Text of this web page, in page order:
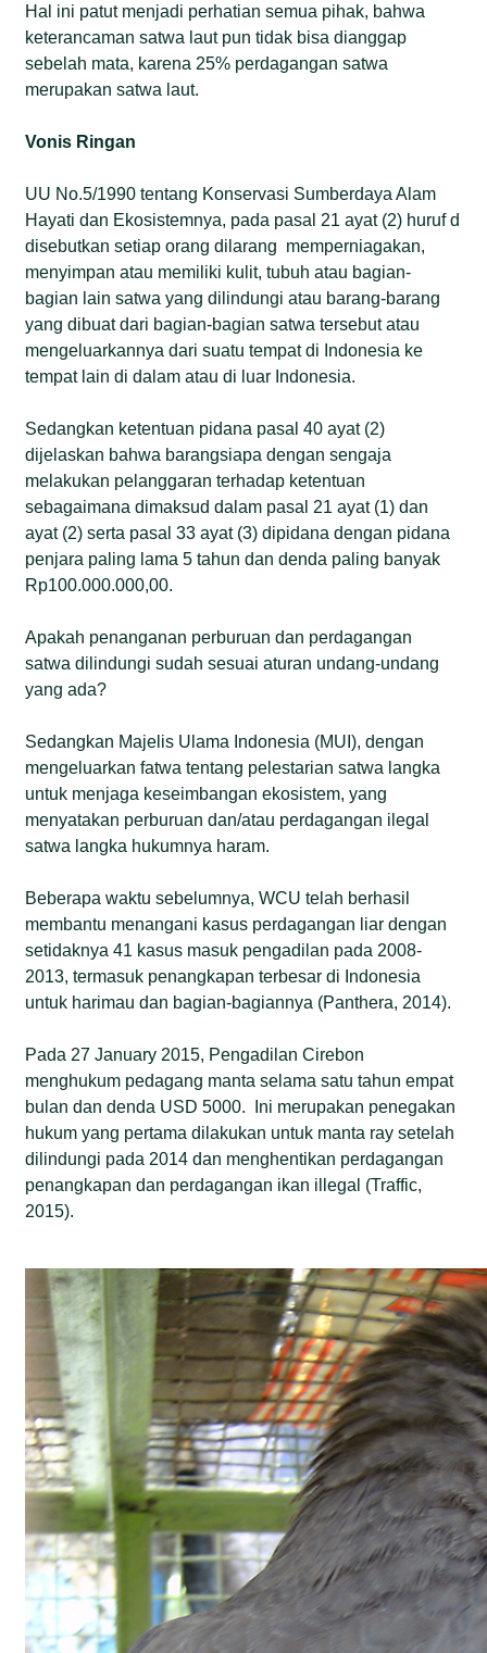
Hal ini patut menjadi perhatian semua pihak, bahwa
keterancaman satwa laut pun tidak bisa dianggap
sebelah mata, karena 25% perdagangan satwa
merupakan satwa laut.
Vonis Ringan
UU No.5/1990 tentang Konservasi Sumberdaya Alam
Hayati dan Ekosistemnya, pada pasal 21 ayat (2) huruf d
disebutkan setiap orang dilarang memperniagakan,
menyimpan atau memiliki kulit, tubuh atau bagian-
bagian lain satwa yang dilindungi atau barang-barang
yang dibuat dari bagian-bagian satwa tersebut atau
mengeluarkannya dari suatu tempat di Indonesia ke
tempat lain di dalam atau di luar Indonesia.
Sedangkan ketentuan pidana pasal 40 ayat (2)
dijelaskan bahwa barangsiapa dengan sengaja
melakukan pelanggaran terhadap ketentuan
sebagaimana dimaksud dalam pasal 21 ayat (1) dan
ayat (2) serta pasal 33 ayat (3) dipidana dengan pidana
penjara paling lama 5 tahun dan denda paling banyak
Rp100.000.000,00.
Apakah penanganan perburuan dan perdagangan
satwa dilindungi sudah sesuai aturan undang-undang
yang ada?
Sedangkan Majelis Ulama Indonesia (MUI), dengan
mengeluarkan fatwa tentang pelestarian satwa langka
untuk menjaga keseimbangan ekosistem, yang
menyatakan perburuan dan/atau perdagangan ilegal
satwa langka hukumnya haram.
Beberapa waktu sebelumnya, WCU telah berhasil
membantu menangani kasus perdagangan liar dengan
setidaknya 41 kasus masuk pengadilan pada 2008-
2013, termasuk penangkapan terbesar di Indonesia
untuk harimau dan bagian-bagiannya (Panthera, 2014).
Pada 27 January 2015, Pengadilan Cirebon
menghukum pedagang manta selama satu tahun empat
bulan dan denda USD 5000. Ini merupakan penegakan
hukum yang pertama dilakukan untuk manta ray setelah
dilindungi pada 2014 dan menghentikan perdagangan
penangkapan dan perdagangan ikan illegal (Traffic,
2015).